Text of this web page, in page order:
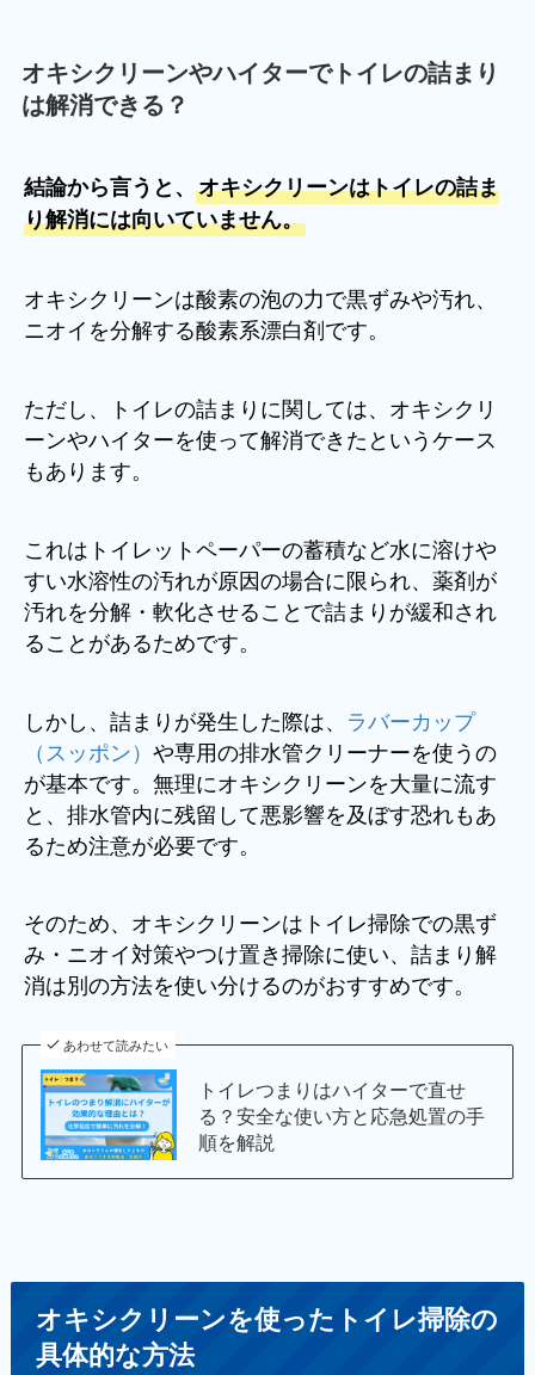
オキシクリーンやハイターでトイレの詰まり
は解消できる？
結論から言うと、 オキシクリーンはトイレの詰ま
り解消には向いていません。
オキシクリーンは酸素の泡の力で黒ずみや汚れ、
ニオイを分解する酸素系漂白剤です。
ただし、トイレの詰まりに関しては、オキシクリ
ーンやハイターを使って解消できたというケース
もあります。
これはトイレットペーパーの蓄積など水に溶けや
すい水溶性の汚れが原因の場合に限られ、薬剤が
汚れを分解・軟化させることで詰まりが緩和され
ることがあるためです。
しかし、詰まりが発生した際は、 ラバーカップ
（スッポン） や専用の排水管クリーナーを使うの
が基本です。無理にオキシクリーンを大量に流す
と、排水管内に残留して悪影響を及ぼす恐れもあ
るため注意が必要です。
そのため、オキシクリーンはトイレ掃除での黒ず
み・ニオイ対策やつけ置き掃除に使い、詰まり解
消は別の方法を使い分けるのがおすすめです。
あわせて読みたい
トイレつまりはハイターで直せ
る？安全な使い方と応急処置の手
順を解説
オキシクリーンを使ったトイレ掃除の
具体的な方法